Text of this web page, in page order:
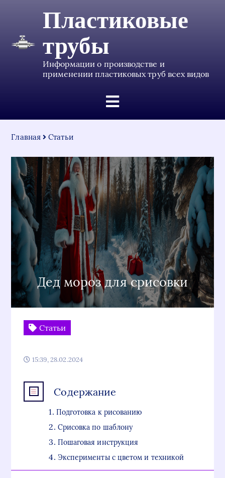
Пластиковые
трубы
Информации о производстве и
применении пластиковых труб всех видов
Главная Статьи
Дед мороз для срисовки
Статьи
15:39, 28.02.2024
Содержание
Подготовка к рисованию
Срисовка по шаблону
Пошаговая инструкция
Эксперименты с цветом и техникой